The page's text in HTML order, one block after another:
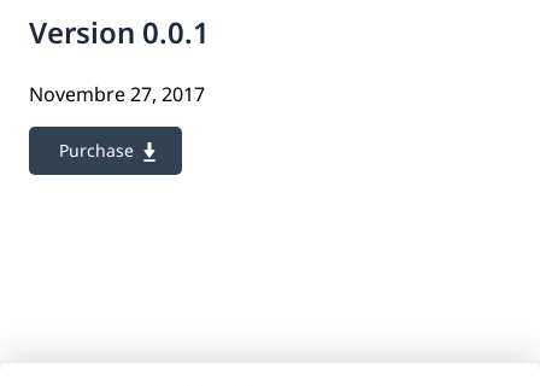
Version 0.0.1
Novembre 27, 2017
Purchase